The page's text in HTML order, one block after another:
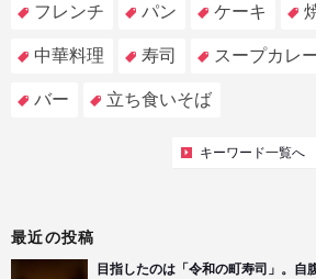
フレンチ パン ケーキ
中華料理 寿司 スープカレ
バー 立ち食いそば
キーワード一覧へ
最近の投稿
目指したのは「令和の町寿司」。自